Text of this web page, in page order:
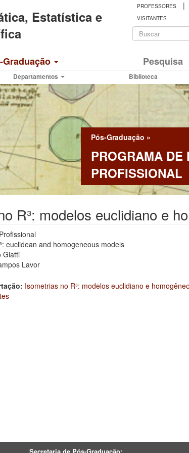
Estatística e
PROFESSORES |
VISITANTES
busca
Graduação Pesquisa
Departamentos Biblioteca
Pós-Graduação »
PROGRAMA DE
PROFISSIONAL
R³: modelos euclidiano e
euclidean and homogeneous models
Giatti
Lavor
Isometrias no R³: modelos euclidiano e
Secretaria de Pós-Graduação: